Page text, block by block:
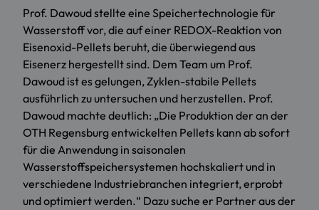
Prof. Dawoud stellte eine Speichertechnologie für
Wasserstoff vor, die auf einer REDOX-Reaktion von
Eisenoxid-Pellets beruht, die überwiegend aus
Eisenerz hergestellt sind. Dem Team um Prof.
Dawoud ist es gelungen, Zyklen-stabile Pellets
ausführlich zu untersuchen und herzustellen. Prof.
Dawoud machte deutlich: „Die Produktion der an der
OTH Regensburg entwickelten Pellets kann ab sofort
für die Anwendung in saisonalen
Wasserstoffspeichersystemen hochskaliert und in
verschiedene Industriebranchen integriert, erprobt
und optimiert werden.“ Dazu suche er Partner aus der